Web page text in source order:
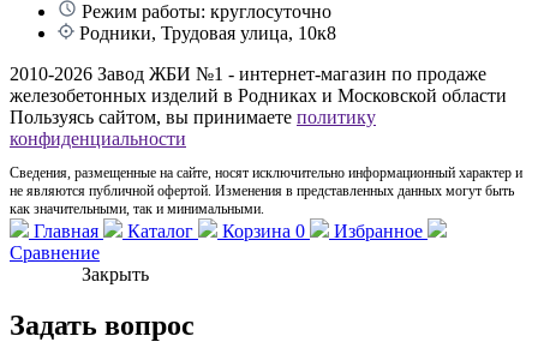
Режим работы: круглосуточно
Родники, Трудовая улица, 10к8
2010-2026 Завод ЖБИ №1 - интернет-магазин по продаже
железобетонных изделий в Родниках и Московской области
Пользуясь сайтом, вы принимаете политику
конфиденциальности
Сведения, размещенные на сайте, носят исключительно информационный характер и
не являются публичной офертой. Изменения в представленных данных могут быть
как значительными, так и минимальными.
Главная Каталог Корзина 0
Избранное
Сравнение
Закрыть
Задать вопрос